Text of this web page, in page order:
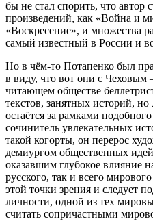
бы не стал спорить, что автор
произведений, как «Война и
«Воскресение», и множества
самый известный в России и
Но в чём-то Потапенко был
в виду, что вот они с Чеховым
читающем обществе
текстов, занятных историй,
остаётся за рамками
сочинитель увлекательных
такой когорты, он перерос
демиургом общественных
оказавшим глубокое влияние
русского, так и всего
этой точки зрения и следует
личности, одной из тех
считать сопричастными